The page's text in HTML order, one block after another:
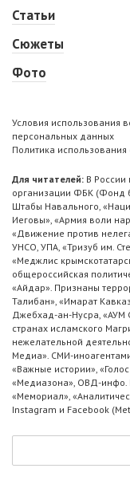
Статьи
Сюжеты
Фото
Условия использования
персональных данных
Политика использования
Для читателей: В России
организации ФБК (Фонд
Штабы Навального,
Иеговы», «Армия воли
«Движение против
УНСО, УПА, «Тризуб им.
«Меджлис
общероссийская
«Айдар». Признаны
Талибан», «Имарат
Джебхад-ан-Нусра, «АУМ
странах исламского
нежелательной
Медиа». СМИ-
«Важные истории»,
«Медиазона», ОВД-инфо.
«Мемориал»,
Instagram и Facebook